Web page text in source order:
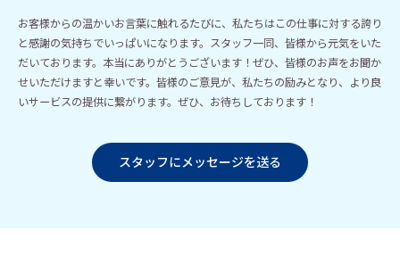
お客様からの温かいお言葉に触れるたびに、私たちはこの仕事に対する誇り
と感謝の気持ちでいっぱいになります。スタッフ一同、皆様から元気をいた
だいております。本当にありがとうございます！ぜひ、皆様のお声をお聞か
せいただけますと幸いです。皆様のご意見が、私たちの励みとなり、より良
いサービスの提供に繋がります。ぜひ、お待ちしております！
スタッフにメッセージを送る